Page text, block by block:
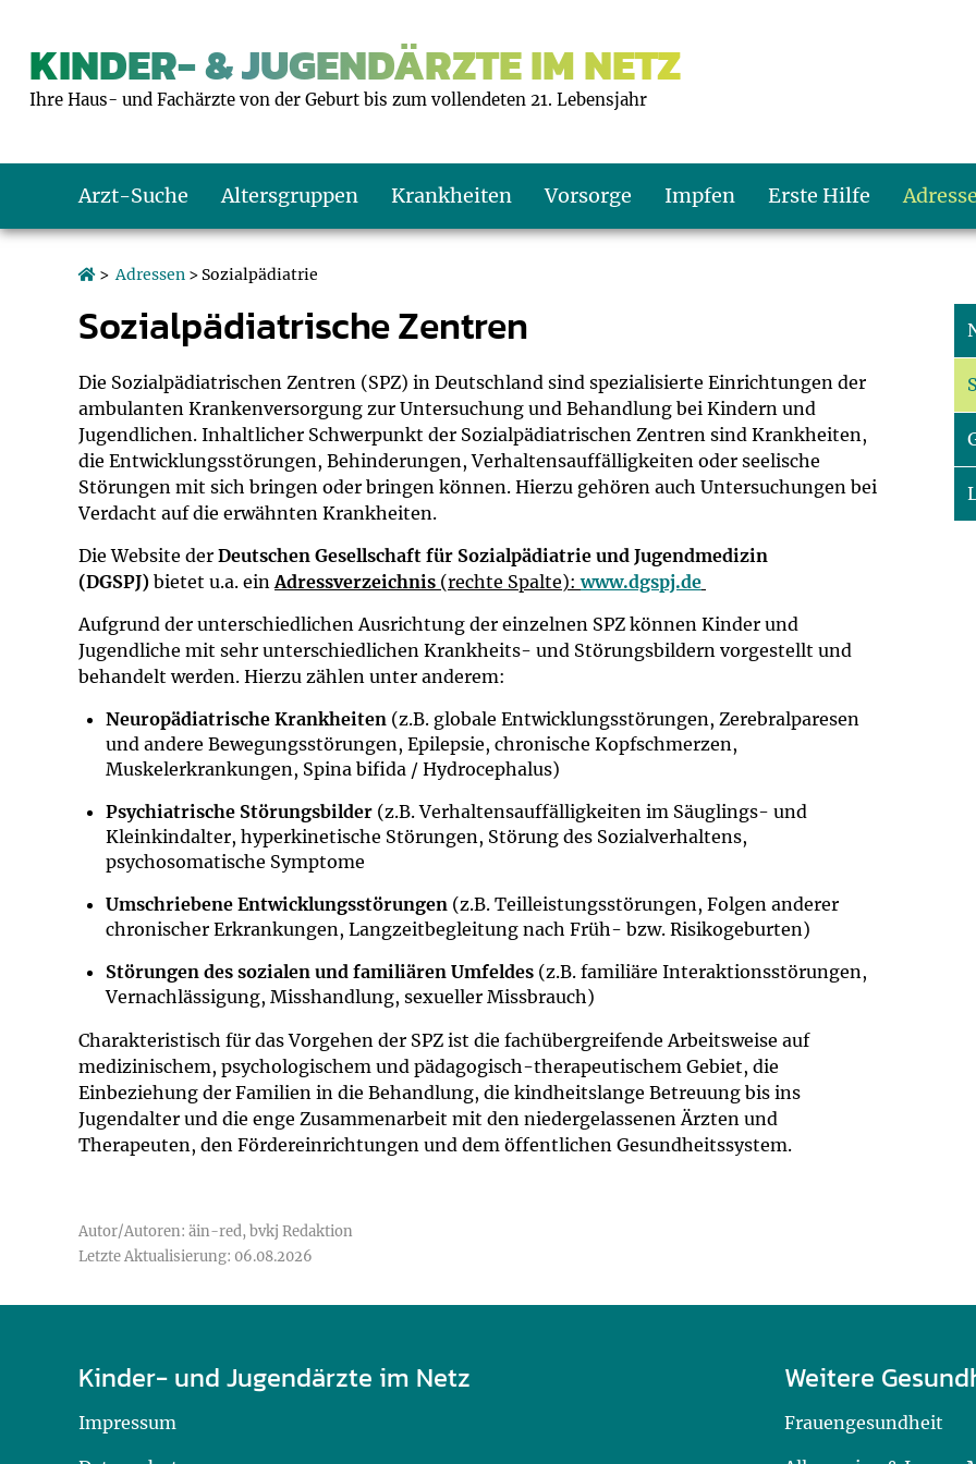
KINDER- & JUGENDÄRZTE IM NETZ
Ihre Haus- und Fachärzte von der Geburt bis zum vollendeten 21. Lebensjahr
Arzt-Suche Altersgruppen
Kleinkinder
Schulkinder
Jugendliche
Krankheiten Vorsorge
Kleinkind: U7 bis U9
Schulkind: U10 bis U11
Teenager: J1 bis J2
Impfen
Impfen: Wann und wie oft?
Was muss man beachten?
Impfreaktionen
Impfsicherheit
Häufige Fragen
Recht auf Impfung
Vorsorge- und Impferinnerung
Erste Hilfe
Giftnotruf
Hausapotheke
Sofortmaßnahmen
Notdienste
Sozialpädiatrie
Gesundheitsämter
Link-Tipps
Körpergrößen-Rechner
Blutdruckrechner
Wachstum-Rechner
Empfehlungen zum Bildschirmmediengebrauch
Hörlexikon
Material zu den Vorsorgen
Entwicklungskalender
Broschüren und Informationsflyer
U0-Vorsorge
>Adressen > Sozialpädiatrie
Sozialpädiatrische Zentren
Die Sozialpädiatrischen Zentren (SPZ) in Deutschland sind spezialisierte Einrichtungen der
ambulanten Krankenversorgung zur Untersuchung und Behandlung bei Kindern und
Jugendlichen. Inhaltlicher Schwerpunkt der Sozialpädiatrischen Zentren sind Krankheiten,
die Entwicklungsstörungen, Behinderungen, Verhaltensauffälligkeiten oder seelische
Störungen mit sich bringen oder bringen können. Hierzu gehören auch Untersuchungen bei
Verdacht auf die erwähnten Krankheiten.
Die Website der Deutschen Gesellschaft für Sozialpädiatrie und Jugendmedizin
(DGSPJ) bietet u.a. einAdressverzeichnis (rechte Spalte):www.dgspj.de
Aufgrund der unterschiedlichen Ausrichtung der einzelnen SPZ können Kinder und
Jugendliche mit sehr unterschiedlichen Krankheits- und Störungsbildern vorgestellt und
behandelt werden. Hierzu zählen unter anderem:
Neuropädiatrische Krankheiten (z.B. globale Entwicklungsstörungen, Zerebralparesen
und andere Bewegungsstörungen, Epilepsie, chronische Kopfschmerzen,
Muskelerkrankungen, Spina bifida / Hydrocephalus)
Psychiatrische Störungsbilder (z.B. Verhaltensauffälligkeiten im Säuglings- und
Kleinkindalter, hyperkinetische Störungen, Störung des Sozialverhaltens,
psychosomatische Symptome
Umschriebene Entwicklungsstörungen (z.B. Teilleistungsstörungen, Folgen anderer
chronischer Erkrankungen, Langzeitbegleitung nach Früh- bzw. Risikogeburten)
Störungen des sozialen und familiären Umfeldes (z.B. familiäre Interaktionsstörungen,
Vernachlässigung, Misshandlung, sexueller Missbrauch)
Charakteristisch für das Vorgehen der SPZ ist die fachübergreifende Arbeitsweise auf
medizinischem, psychologischem und pädagogisch-therapeutischem Gebiet, die
Einbeziehung der Familien in die Behandlung, die kindheitslange Betreuung bis ins
Jugendalter und die enge Zusammenarbeit mit den niedergelassenen Ärzten und
Therapeuten, den Fördereinrichtungen und dem öffentlichen Gesundheitssystem.
Autor/Autoren: äin-red, bvkj Redaktion
Letzte Aktualisierung: 06.08.2026
Kinder- und Jugendärzte im Netz
Impressum
Weitere
Frauengesundheit